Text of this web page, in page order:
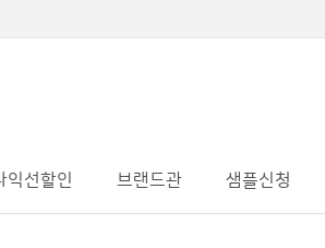
익선할인 브랜드관 샘플신청